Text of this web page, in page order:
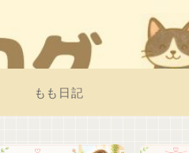
もも日記